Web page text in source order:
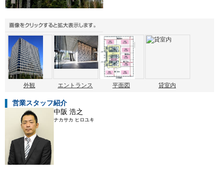
外観 エントランス 平面図 貸室内
営業スタッフ紹介
中阪 浩之
ナカサカ ヒロユキ